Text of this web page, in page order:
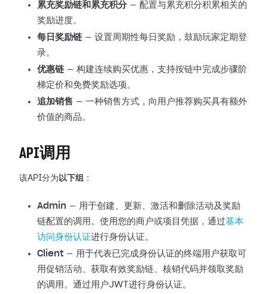
累充奖励链和累充积分 — 配置与累充积分积累相关的
奖励进度。
每日奖励链 — 设置周期性每日奖励，鼓励玩家定期登
录。
优惠链 — 构建连续购买优惠，支持按链中完成步骤阶
梯定价和免费奖励选项。
追加销售 — 一种销售方式，向用户推荐购买具有额外
价值的商品。
API调用
该API分为以下组 ：
Admin — 用于创建、更新、激活和删除活动及奖励
链配置的调用。使用您的商户或项目凭据，通过基本
访问身份认证进行身份认证。
Client — 用于代表已完成身份认证的终端用户获取可
用促销活动、获取有效奖励链、核销代码并领取奖励
的调用。通过用户JWT进行身份认证。